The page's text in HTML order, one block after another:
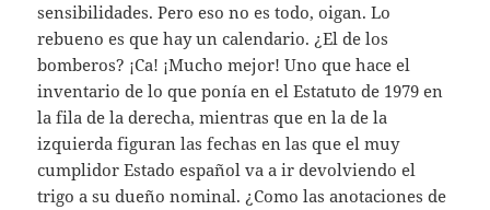
sensibilidades. Pero eso no es todo, oigan. Lo
rebueno es que hay un calendario. ¿El de los
bomberos? ¡Ca! ¡Mucho mejor! Uno que hace el
inventario de lo que ponía en el Estatuto de 1979 en
la fila de la derecha, mientras que en la de la
izquierda figuran las fechas en las que el muy
cumplidor Estado español va a ir devolviendo el
trigo a su dueño nominal. ¿Como las anotaciones de